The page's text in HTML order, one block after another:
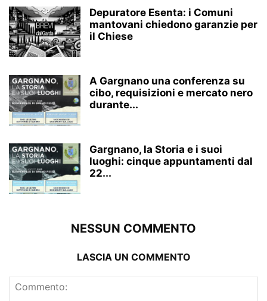
Depuratore Esenta: i Comuni
mantovani chiedono garanzie per
il Chiese
A Gargnano una conferenza su
cibo, requisizioni e mercato nero
durante...
Gargnano, la Storia e i suoi
luoghi: cinque appuntamenti dal
22...
NESSUN COMMENTO
LASCIA UN COMMENTO